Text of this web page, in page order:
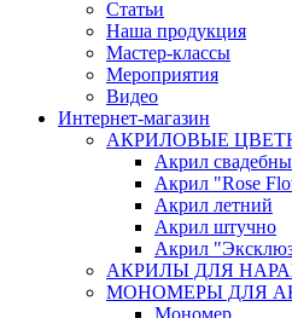
Статьи
Наша продукция
Мастер-классы
Мероприятия
Видео
Интернет-магазин
АКРИЛОВЫЕ
Акрил
Акрил "Rose
Акрил летний
Акрил штучно
Акрил
АКРИЛЫ ДЛЯ
МОНОМЕРЫ ДЛЯ
Мономер